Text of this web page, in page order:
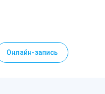
Онлайн-запись